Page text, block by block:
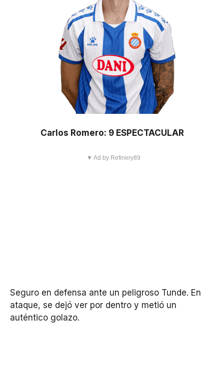
Carlos Romero: 9 ESPECTACULAR
▼ Ad by Refinery89
Seguro en defensa ante un peligroso Tunde. En
ataque, se dejó ver por dentro y metió un
auténtico golazo.